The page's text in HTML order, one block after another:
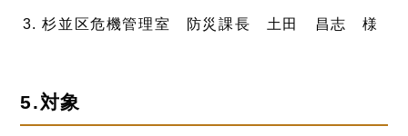
杉並区危機管理室 防災課長 土田 昌志 様
5.対象